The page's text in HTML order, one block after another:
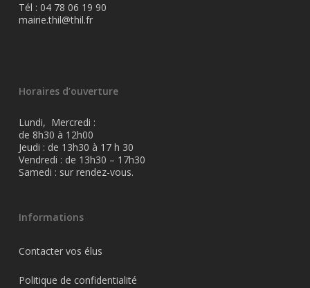
Tél : 04 78 06 19 90
mairie.thil@thil.fr
Horaires d’ouverture
Lundi, Mercredi :
de 8h30 à 12h00
Jeudi : de 13h30 à 17 h 30
Vendredi : de 13h30 – 17h30
Samedi : sur rendez-vous.
Informations
Contacter vos élus
Politique de confidentialité